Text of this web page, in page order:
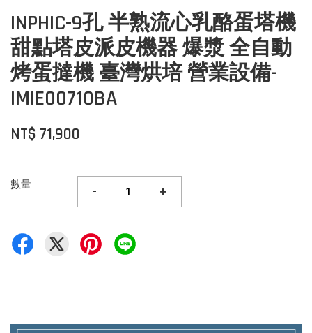
INPHIC-9孔 半熟流心乳酪蛋塔機
甜點塔皮派皮機器 爆漿 全自動
烤蛋撻機 臺灣烘培 營業設備-
IMIE00710BA
NT$ 71,900
數量 - +